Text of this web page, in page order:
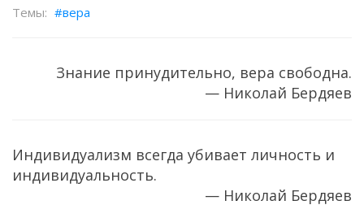
вера
Знание принудительно, вера свободна.
— Николай Бердяев
Индивидуализм всегда убивает личность и
индивидуальность.
— Николай Бердяев